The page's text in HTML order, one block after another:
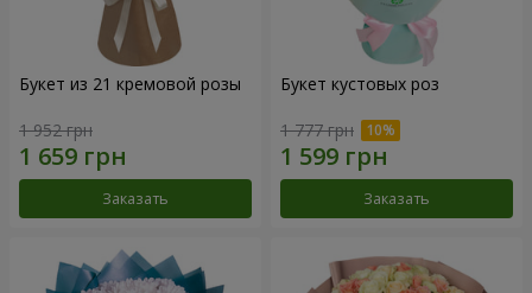
Букет из 21 кремовой розы
1 952 грн
Заказать
Букет кустовых роз
1 777 грн
Заказать